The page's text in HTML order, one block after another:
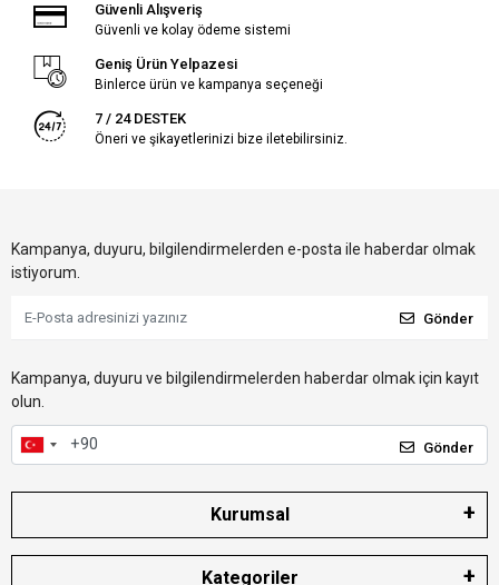
Güvenli Alışveriş
Güvenli ve kolay ödeme sistemi
Geniş Ürün Yelpazesi
Binlerce ürün ve kampanya seçeneği
7 / 24 DESTEK
Öneri ve şikayetlerinizi bize iletebilirsiniz.
Kampanya, duyuru, bilgilendirmelerden e-posta ile haberdar olmak
istiyorum.
Gönder
Kampanya, duyuru ve bilgilendirmelerden haberdar olmak için kayıt
olun.
Gönder
Kurumsal
Kategoriler